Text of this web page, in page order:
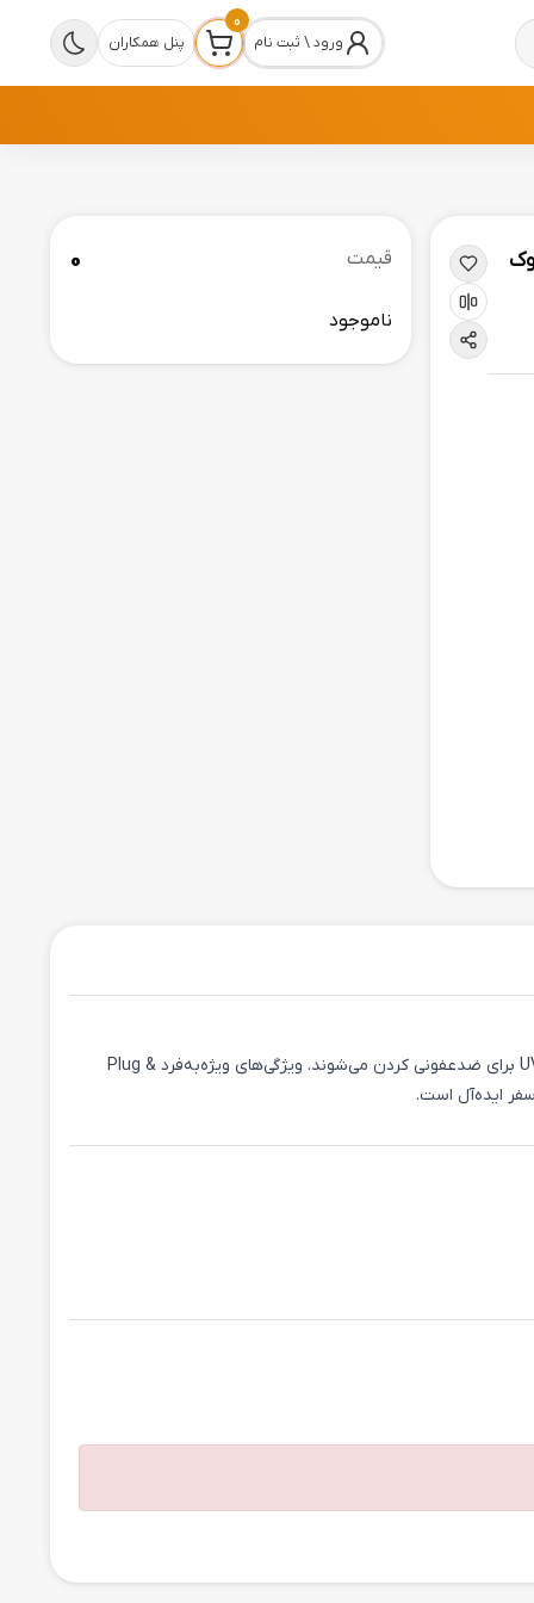
ورود \ ثبت نام
0
پنل همکاران
قیمت 0
ناموجود
ایربادهای بی‌سیم LG TONE Free FP9 با طراحی ارگونومیک، کیفیت صدای برتر از Meridian Audio، قابلیت حذف نویز فعال (ANC) و فناوری UVnano برای ضدعفونی کردن می‌شوند. ویژگی‌های ویژه‌به‌فرد Plug &